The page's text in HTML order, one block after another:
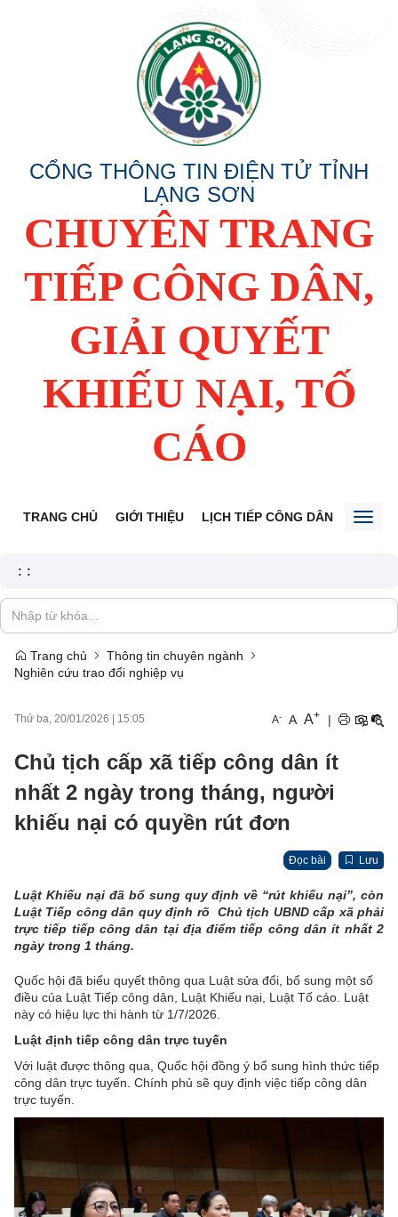
CỔNG THÔNG TIN ĐIỆN TỬ TỈNH
LẠNG SƠN
CHUYÊN TRANG
TIẾP CÔNG DÂN,
GIẢI QUYẾT
KHIẾU NẠI, TỐ
CÁO
TRANG CHỦ GIỚI THIỆU LỊCH TIẾP CÔNG DÂN TIN
: :
Trang chủ
Thông tin chuyên ngành
Nghiên cứu trao đổi nghiệp vụ
Thứ ba, 20/01/2026 15:05 A- A A+ |
Chủ tịch cấp xã tiếp công dân ít
nhất 2 ngày trong tháng, người
khiếu nại có quyền rút đơn
Đọc bài Lưu
Luật Khiếu nại đã bổ sung quy định về “rút khiếu nại”, còn
Luật Tiếp công dân quy định rõ Chủ tịch UBND cấp xã phải
trực tiếp tiếp công dân tại địa điểm tiếp công dân ít nhất 2
ngày trong 1 tháng.
Quốc hội đã biểu quyết thông qua Luật sửa đổi, bổ sung một số
điều của Luật Tiếp công dân, Luật Khiếu nại, Luật Tố cáo. Luật
này có hiệu lực thi hành từ 1/7/2026.
Luật định tiếp công dân trực tuyến
Với luật được thông qua, Quốc hội đồng ý bổ sung hình thức tiếp
công dân trực tuyến. Chính phủ sẽ quy định việc tiếp công dân
trực tuyến.